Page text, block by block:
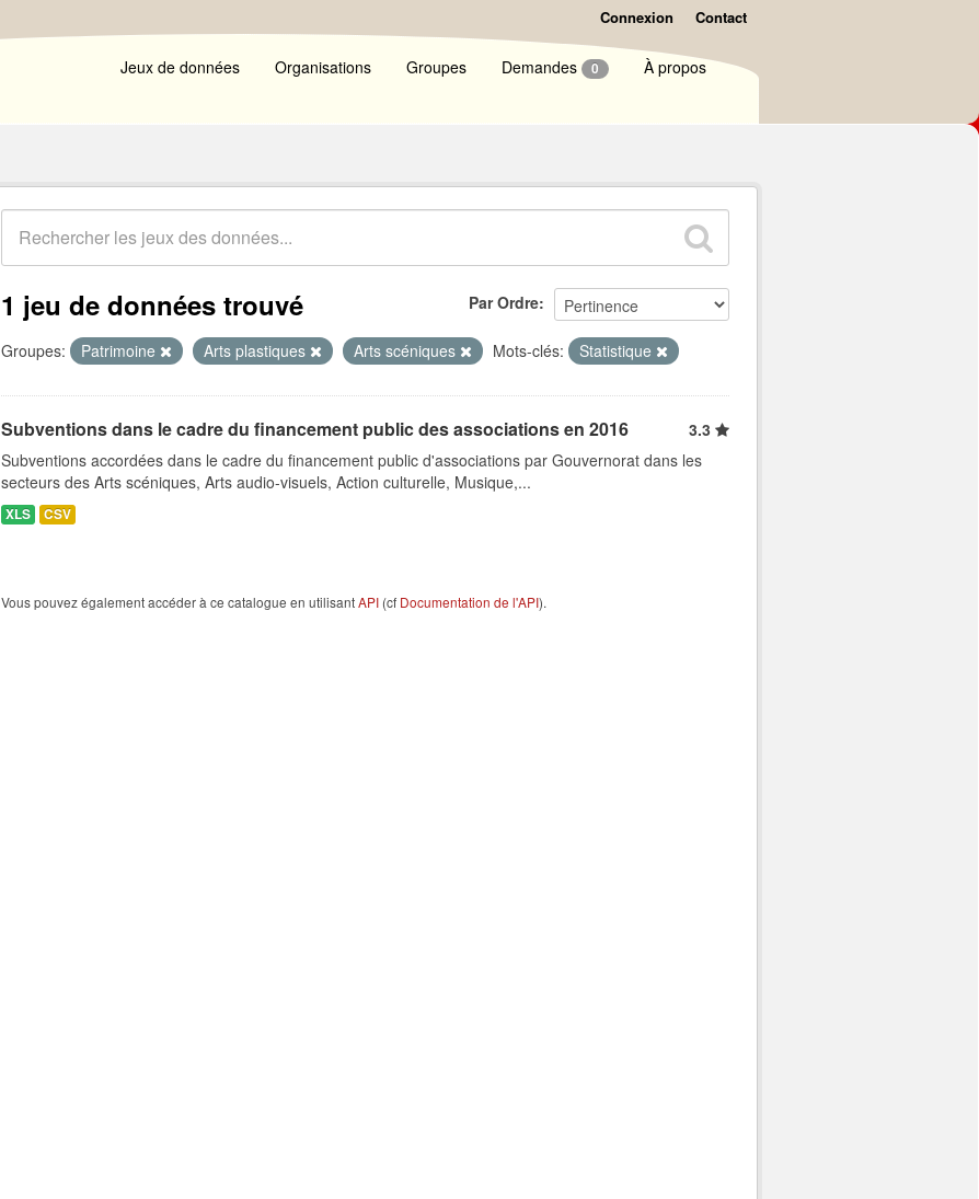
Connexion Contact
Jeux de données Organisations Groupes Demandes 0 À propos
Par Ordre
1 jeu de données trouvé
Groupes: Patrimoine Arts plastiques Arts scéniques Mots-clés: Statistique
Subventions dans le cadre du financement public des associations en 2016
3.3
Subventions accordées dans le cadre du financement public d'associations par Gouvernorat dans les
secteurs des Arts scéniques, Arts audio-visuels, Action culturelle, Musique,...
XLS CSV
Vous pouvez également accéder à ce catalogue en utilisantAPI (cf Documentation de l'API).